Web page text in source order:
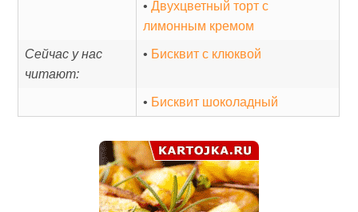
•Двухцветный торт с
лимонным кремом
Сейчас у нас
читают:
• Бисквит с клюквой
• Бисквит шоколадный